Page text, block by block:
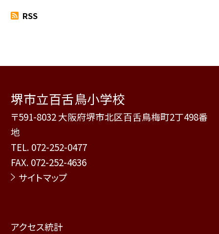
RSS
堺市立百舌鳥小学校
〒591-8032 大阪府堺市北区百舌鳥梅町2丁498番
地
TEL. 072-252-0477
FAX. 072-252-4636
サイトマップ
アクセス統計